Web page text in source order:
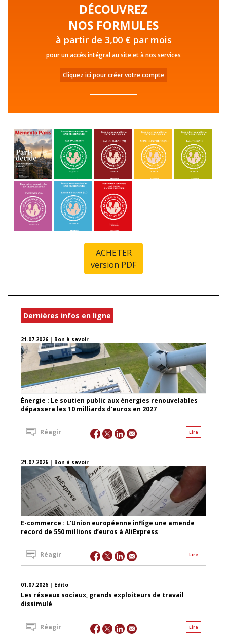
DÉCOUVREZ
NOS FORMULES
à partir de 3,00 € par mois
pour un accès intégral au site et à nos services
Cliquez ici pour créer votre compte
ACHETER
version PDF
Dernières infos en ligne
21.07.2026 | Bon à savoir
Énergie : Le soutien public aux énergies renouvelables
dépassera les 10 milliards d’euros en 2027
Lire
Réagir
21.07.2026 | Bon à savoir
E-commerce : L’Union européenne inflige une amende
record de 550 millions d’euros à AliExpress
Lire
Réagir
01.07.2026 | Edito
Les réseaux sociaux, grands exploiteurs de travail
dissimulé
Lire
Réagir